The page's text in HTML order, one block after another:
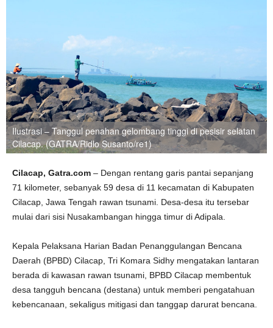
Ilustrasi – Tanggul penahan gelombang tinggi di pesisir selatan
Cilacap. (GATRA/Ridlo Susanto/re1)
Cilacap, Gatra.com – Dengan rentang garis pantai sepanjang
71 kilometer, sebanyak 59 desa di 11 kecamatan di Kabupaten
Cilacap, Jawa Tengah rawan tsunami. Desa-desa itu tersebar
mulai dari sisi Nusakambangan hingga timur di Adipala.
Kepala Pelaksana Harian Badan Penanggulangan Bencana
Daerah (BPBD) Cilacap, Tri Komara Sidhy mengatakan lantaran
berada di kawasan rawan tsunami, BPBD Cilacap membentuk
desa tangguh bencana (destana) untuk memberi pengatahuan
kebencanaan, sekaligus mitigasi dan tanggap darurat bencana.